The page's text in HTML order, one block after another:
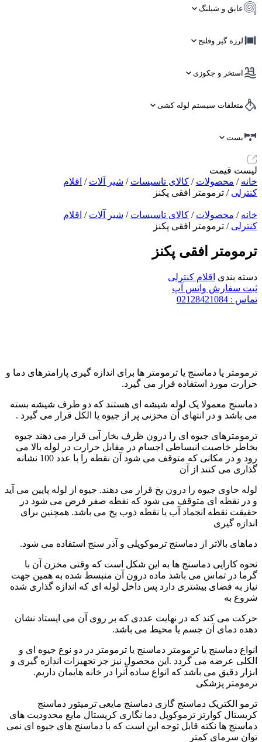
عایق و شیلنگ
لرزه گیر وفلنج
استخر و جکوزی
متعلقات سیستم لوله کشی
بست
لیست قیمت
خانه / محصولات / کالای تاسیسات / شیر آلات / اقلام
کنترلی / ترمومتر افقی پکنز
خانه / محصولات / کالای تاسیسات / شیر آلات / اقلام
کنترلی / ترمومتر افقی پکنز
ترمومتر افقی پکنز
دسته بندی اقلام کنترلی
ثبت سفارش واتس آپ
تماس : 02128421084
ترمومتر یا دماسنج یا ترمومتر ها برای اندازه گیری پارامترهای دما و
حرارت مورد استفاده قرار می گیرد.
دماسنج معمولا یک لوله شیشه ای هستند که دو طرف شیشه بسته
می باشد و در انتهای آن مخزنی پر از جیوه یا الکل قرار می گیرد .
ترمومترهای جیوه ای را درون ظرف بخار آبی قرار می دهند جیوه
بخاطر خاصیت انبساطی اجسام در مقابل حرارت در لوله بالا می
رود و در مکانی که متوقف می شود آن نقطه را با عدد 100 نشانه
گذاری می کنند از آن
لوله حاوی جیوه را درون یخ قرار می دهند. جیوه از لوله پایین می آید
و در نقطه ای متوقف می شود که نقطه صفر فرض می شود در
حقیقت نقطه انجماد آب یا نقطه ذوب یخ می باشد. همچنین برای
اندازه گیری
دماهای بالاتر از دماسنج ترموکوپلی و آذر سنج استفاده می شود.
نحوه کارایی دماسنج ها به این شکل است که وقتی مخزن آن با
گرما در تماس می باشد ماده درون آن منبسط شده به همین جهت
نیاز به فضای بیشتری دارد پس داخل لوله ای که اندازه گذاری شده
شروع به
حرکت می کند که در نهایت عددی که بر روی آن می ایستاد نشان
دهده دمای آن جسم یا محیط می باشد.
انواع دماسنج یا ترمومتر دماسنج یا ترمومتر در دو نوع جیوه ای و
الکلی عرضه می گردد .این محصول نیز جز تجهیزات اندازه گیری و
ابزار دقیق می باشد که انواع ساده آنرا در خانه هایمان داریم.
ترمومتر پزشکی
ترمو الکتریک دماسنج گازی دماسنج مایعی ترمیتور دماسنج
کریستال کوارتز ترموکوپل دما نگاری کریستال مایع محدودیت های
دماسنج ها نکته قابل توجه این است که با دماسنج های جیوه ای نمی
توان سرمای کمتر